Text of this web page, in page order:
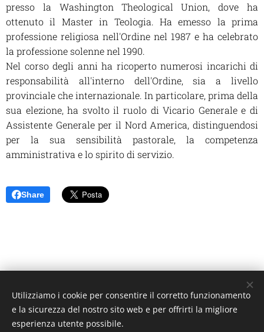
presso la Washington Theological Union, dove ha
ottenuto il Master in Teologia. Ha emesso la prima
professione religiosa nell'Ordine nel 1987 e ha celebrato
la professione solenne nel 1990.
Nel corso degli anni ha ricoperto numerosi incarichi di
responsabilità all'interno dell'Ordine, sia a livello
provinciale che internazionale. In particolare, prima della
sua elezione, ha svolto il ruolo di Vicario Generale e di
Assistente Generale per il Nord America, distinguendosi
per la sua sensibilità pastorale, la competenza
amministrativa e lo spirito di servizio.
Share
Unione Superiori Generali - Via dei Penitenzieri 19 -00193 ROMA
Cookies
Utilizziamo i cookie per consentire il corretto funzionamento
e la sicurezza del nostro sito web e per offrirti la migliore
esperienza utente possibile.